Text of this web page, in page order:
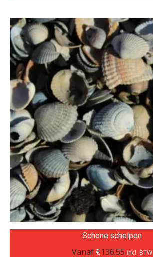
Schone schelpen
Vanaf €136.55 incl. BTW